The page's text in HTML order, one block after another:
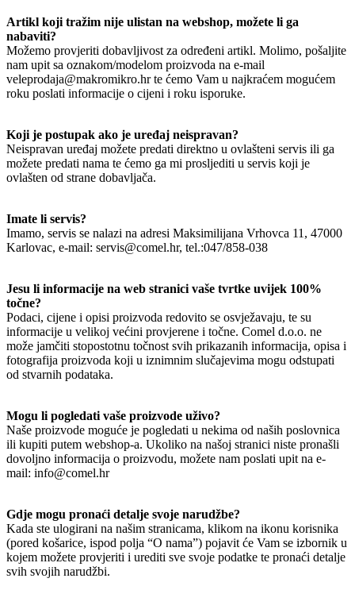
Artikl koji tražim nije ulistan na webshop, možete li ga
nabaviti?
Možemo provjeriti dobavljivost za određeni artikl. Molimo, pošaljite
nam upit sa oznakom/modelom proizvoda na e-mail
veleprodaja@makromikro.hr te ćemo Vam u najkraćem mogućem
roku poslati informacije o cijeni i roku isporuke.
Koji je postupak ako je uređaj neispravan?
Neispravan uređaj možete predati direktno u ovlašteni servis ili ga
možete predati nama te ćemo ga mi prosljediti u servis koji je
ovlašten od strane dobavljača.
Imate li servis?
Imamo, servis se nalazi na adresi Maksimilijana Vrhovca 11, 47000
Karlovac, e-mail: servis@comel.hr, tel.:047/858-038
Jesu li informacije na web stranici vaše tvrtke uvijek 100%
točne?
Podaci, cijene i opisi proizvoda redovito se osvježavaju, te su
informacije u velikoj većini provjerene i točne. Comel d.o.o. ne
može jamčiti stopostotnu točnost svih prikazanih informacija, opisa i
fotografija proizvoda koji u iznimnim slučajevima mogu odstupati
od stvarnih podataka.
Mogu li pogledati vaše proizvode uživo?
Naše proizvode moguće je pogledati u nekima od naših poslovnica
ili kupiti putem webshop-a. Ukoliko na našoj stranici niste pronašli
dovoljno informacija o proizvodu, možete nam poslati upit na e-
mail: info@comel.hr
Gdje mogu pronaći detalje svoje narudžbe?
Kada ste ulogirani na našim stranicama, klikom na ikonu korisnika
(pored košarice, ispod polja “O nama”) pojavit će Vam se izbornik u
kojem možete provjeriti i urediti sve svoje podatke te pronaći detalje
svih svojih narudžbi.